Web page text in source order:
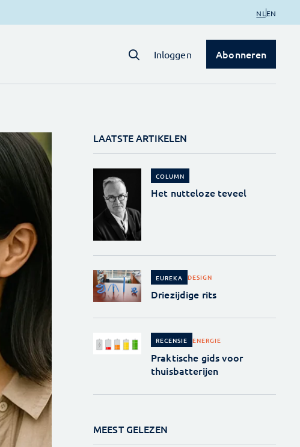
NL EN
Inloggen Abonneren
LAATSTE ARTIKELEN
COLUMN
Het nutteloze teveel
EUREKA DESIGN
Driezijdige rits
RECENSIE ENERGIE
Praktische gids voor
thuisbatterijen
MEEST GELEZEN